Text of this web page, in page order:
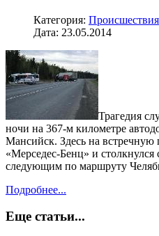
Категория: Происшествия
Дата: 23.05.2014
Трагедия
ночи на 367-м километре
Мансийск. Здесь на встречную
«Мерседес-Бенц» и столкнулся
следующим по маршруту
Подробнее...
Еще статьи...